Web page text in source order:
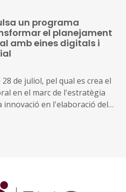
un programa
el planejament
amb eines digitals i
de juliol, pel qual es crea el
en el marc de l'estratègia
innovació en l'elaboració del